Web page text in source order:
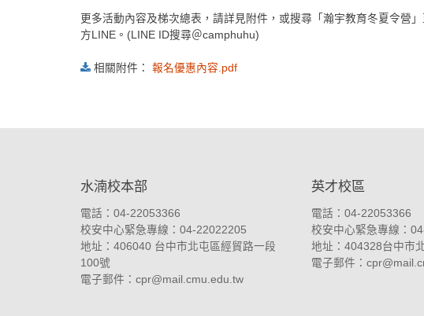
更多活動內容及梯次總表，請詳見附件，或搜尋「瀚宇教育冬夏令營
方LINE。(LINE ID搜尋＠camphuhu)
相關附件： 報名優惠內容.pdf
水湳校本部
電話：04-22053366
校安中心緊急專線：04-22022205
地址： 406040 台中市北屯區經貿路一段
100號
電子郵件： cpr@mail.cmu.edu.tw
英才校區
電話：04-22053366
校安中心緊急專線：
地址： 404328台中市
電子郵件：